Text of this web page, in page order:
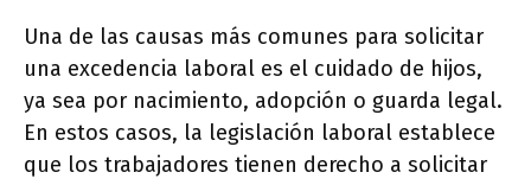
Una de las causas más comunes para solicitar
una excedencia laboral es el cuidado de hijos,
ya sea por nacimiento, adopción o guarda legal.
En estos casos, la legislación laboral establece
que los trabajadores tienen derecho a solicitar